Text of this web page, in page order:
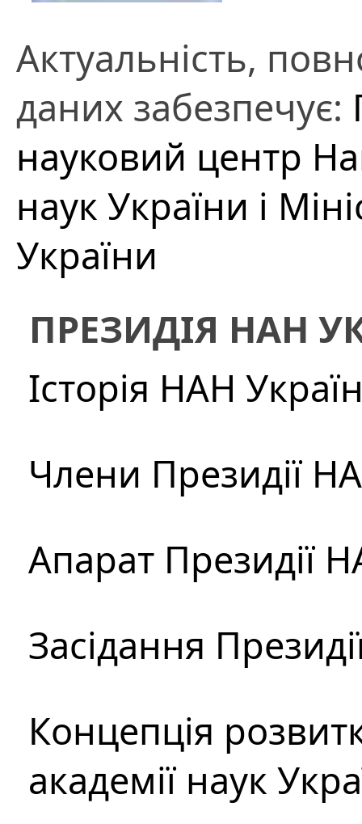
Актуальність,
даних забезпечує:
науковий центр
наук України і
України
ПРЕЗИДІЯ НАН
Історія НАН
Члени Президії
Апарат Президії
Засідання
Концепція
академії наук